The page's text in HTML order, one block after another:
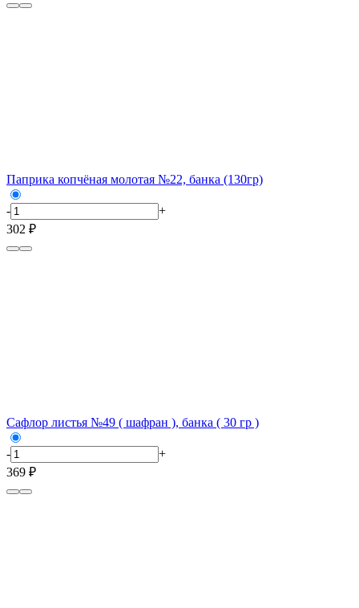
Паприка копчёная молотая №22, банка (130гр)
-
+
302 ₽
Сафлор листья №49 ( шафран ), банка ( 30 гр )
-
+
369 ₽